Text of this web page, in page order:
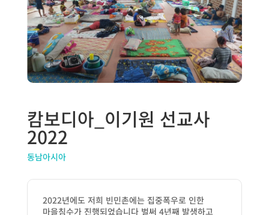
캄보디아_이기원 선교사
2022
동남아시아
2022년에도 저희 빈민촌에는 집중폭우로 인한
마을침수가 진행되었습니다 벌써 4년째 발생하고